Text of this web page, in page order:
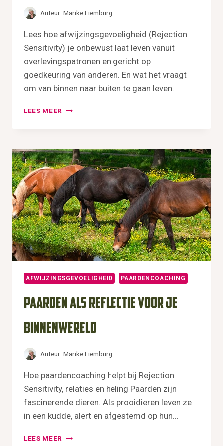
E
Auteur: Marike Liemburg
Lees hoe afwijzingsgevoeligheid (Rejection
Sensitivity) je onbewust laat leven vanuit
overlevingspatronen en gericht op
goedkeuring van anderen. En wat het vraagt
om van binnen naar buiten te gaan leven.
LEES MEER
V
E
R
L
E
V
E
N
N
A
A
L
E
V
E
AFWIJZINGSGEVOELIGHEID PAARDENCOACHING
Paarden als reflectie voor je
binnenwereld
Auteur: Marike Liemburg
Hoe paardencoaching helpt bij Rejection
Sensitivity, relaties en heling Paarden zijn
fascinerende dieren. Als prooidieren leven ze
in een kudde, alert en afgestemd op hun…
LEES MEER P